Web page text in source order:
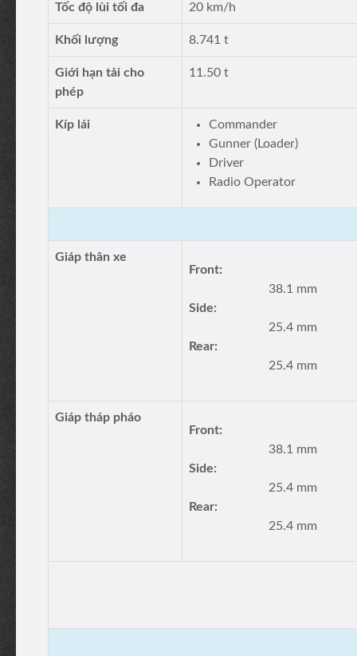
Tốc độ lùi tối đa 20 km/h
Khối lượng 8.741 t
Giới hạn tải cho
phép
11.50 t
Kíp lái
Commander
Gunner (Loader)
Driver
Radio Operator
Giáp thân xe
Front:
38.1 mm
Side:
25.4 mm
Rear:
25.4 mm
Giáp tháp pháo
Front:
38.1 mm
Side:
25.4 mm
Rear:
25.4 mm